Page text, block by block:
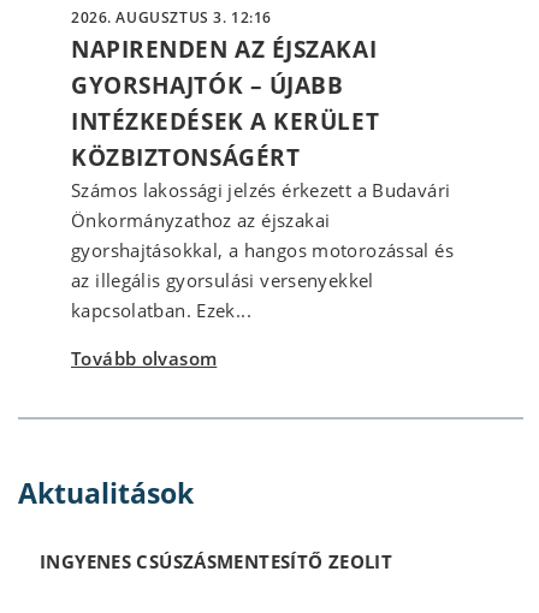
2026. AUGUSZTUS 3. 12:16
NAPIRENDEN AZ ÉJSZAKAI
GYORSHAJTÓK – ÚJABB
INTÉZKEDÉSEK A KERÜLET
KÖZBIZTONSÁGÉRT
Számos lakossági jelzés érkezett a Budavári
Önkormányzathoz az éjszakai
gyorshajtásokkal, a hangos motorozással és
az illegális gyorsulási versenyekkel
kapcsolatban. Ezek...
Tovább olvasom
Aktualitások
INGYENES CSÚSZÁSMENTESÍTŐ ZEOLIT